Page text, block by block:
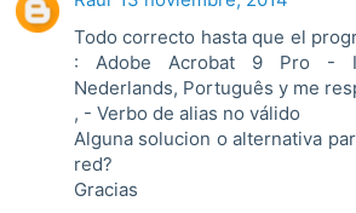
Todo correcto hasta que el
: Adobe Acrobat 9 Pro -
Nederlands, Português y me
, - Verbo de alias no válido
Alguna solucion o alternativa
red?
Gracias